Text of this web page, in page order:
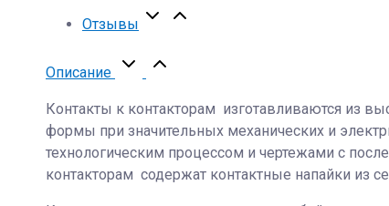
Отзывы
Описание
Контакты к контакторам изготавливаются из
формы при значительных механических и
технологическим процессом и чертежами с
контакторам содержат контактные напайки из